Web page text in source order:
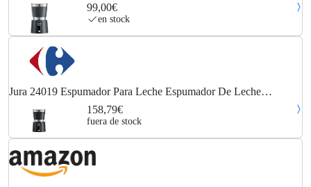
99,00€
en stock
Jura 24019 Espumador Para Leche Espumador De Leche
Automático Negro158,79€
fuera de stock